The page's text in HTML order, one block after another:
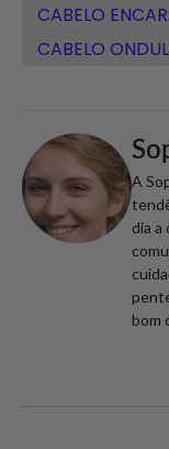
CABELO
CABELO
A
dia a
bom